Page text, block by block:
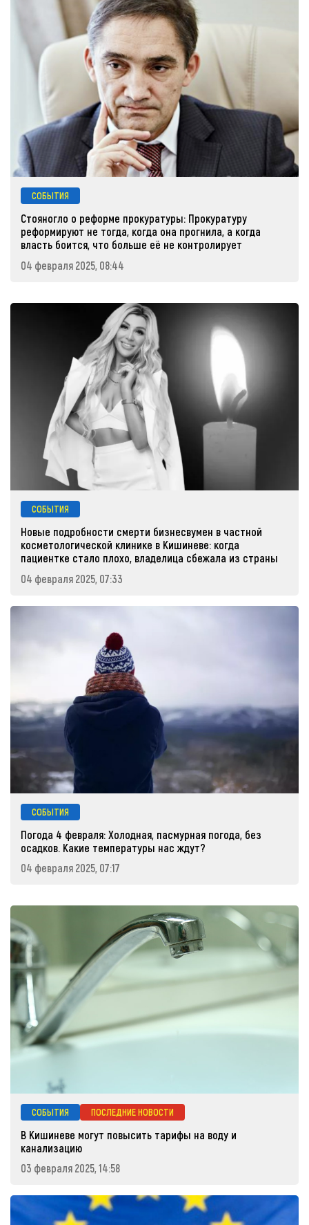
СОБЫТИЯ
Стояногло о реформе прокуратуры: Прокуратуру
реформируют не тогда, когда она прогнила, а когда
власть боится, что больше её не контролирует
04 февраля 2025, 08:44
СОБЫТИЯ
Новые подробности смерти бизнесвумен в частной
косметологической клинике в Кишиневе: когда
пациентке стало плохо, владелица сбежала из страны
04 февраля 2025, 07:33
СОБЫТИЯ
Погода 4 февраля: Холодная, пасмурная погода, без
осадков. Какие температуры нас ждут?
04 февраля 2025, 07:17
СОБЫТИЯ ПОСЛЕДНИЕ НОВОСТИ
В Кишиневе могут повысить тарифы на воду и
канализацию
03 февраля 2025, 14:58